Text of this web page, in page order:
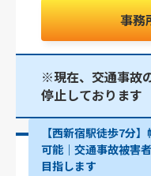
事務
※現在、交通事故
停止しております
【西新宿駅徒歩7分
可能｜交通事故被害
目指します